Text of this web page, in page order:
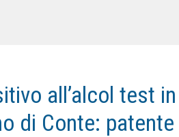
all’alcol test
di Conte: